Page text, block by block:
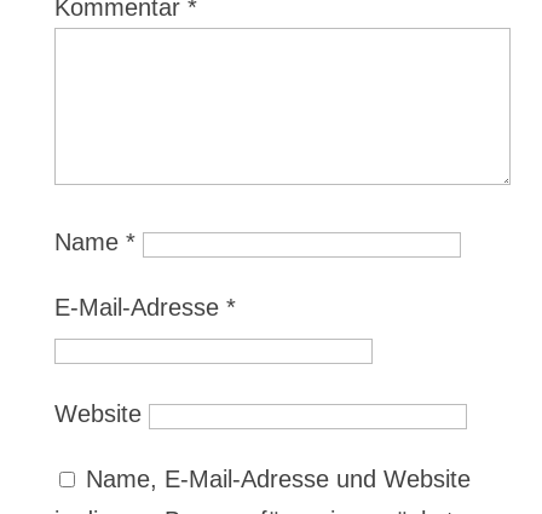
Kommentar *
Name *
E-Mail-Adresse *
Website
Name, E-Mail-Adresse und Website